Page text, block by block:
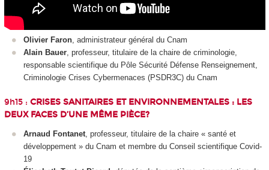
Olivier Faron, administrateur général du Cnam
Alain Bauer, professeur, titulaire de la chaire de criminologie,
responsable scientifique du Pôle Sécurité Défense Renseignement,
Criminologie Crises Cybermenaces (PSDR3C) du Cnam
9h15 : CRISES SANITAIRES ET ENVIRONNEMENTALES : LES
DEUX FACES D’UNE MÊME PIÈCE?
Arnaud Fontanet, professeur, titulaire de la chaire « santé et
développement » du Cnam et membre du Conseil scientifique Covid-
19